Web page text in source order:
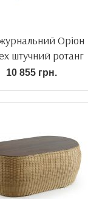
Оріон
штучний ротанг
10 855 грн.